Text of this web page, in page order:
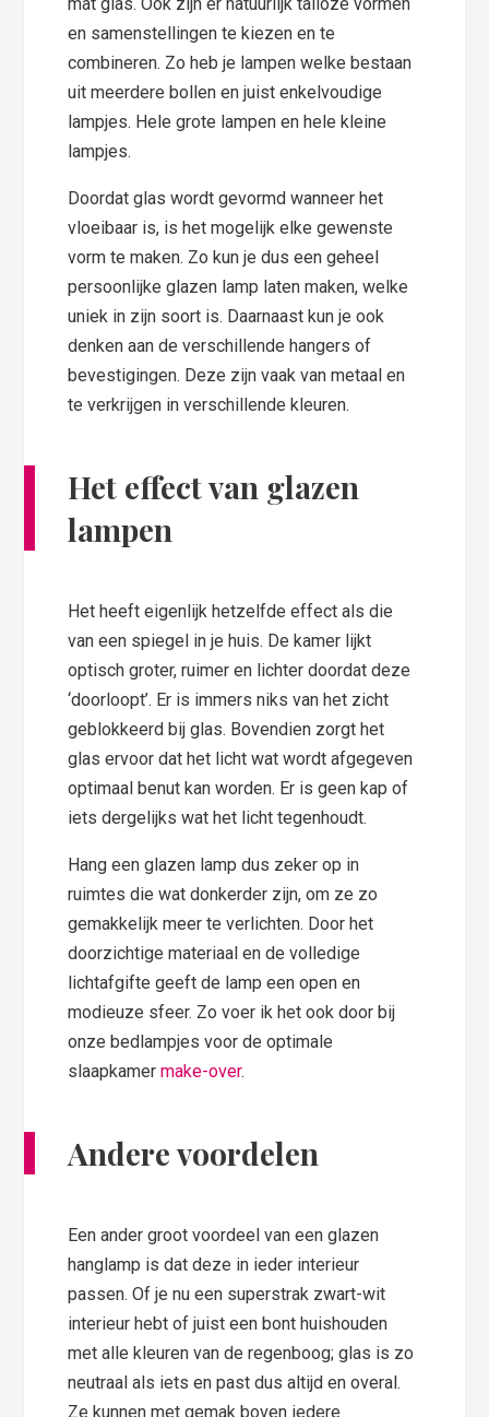
en samenstellingen te kiezen en te
combineren. Zo heb je lampen welke bestaan
uit meerdere bollen en juist enkelvoudige
lampjes. Hele grote lampen en hele kleine
lampjes.
Doordat glas wordt gevormd wanneer het
vloeibaar is, is het mogelijk elke gewenste
vorm te maken. Zo kun je dus een geheel
persoonlijke glazen lamp laten maken, welke
uniek in zijn soort is. Daarnaast kun je ook
denken aan de verschillende hangers of
bevestigingen. Deze zijn vaak van metaal en
te verkrijgen in verschillende kleuren.
Het effect van glazen
lampen
Het heeft eigenlijk hetzelfde effect als die
van een spiegel in je huis. De kamer lijkt
optisch groter, ruimer en lichter doordat deze
‘doorloopt’. Er is immers niks van het zicht
geblokkeerd bij glas. Bovendien zorgt het
glas ervoor dat het licht wat wordt afgegeven
optimaal benut kan worden. Er is geen kap of
iets dergelijks wat het licht tegenhoudt.
Hang een glazen lamp dus zeker op in
ruimtes die wat donkerder zijn, om ze zo
gemakkelijk meer te verlichten. Door het
doorzichtige materiaal en de volledige
lichtafgifte geeft de lamp een open en
modieuze sfeer. Zo voer ik het ook door bij
onze bedlampjes voor de optimale
slaapkamermake-over.
Andere voordelen
Een ander groot voordeel van een glazen
hanglamp is dat deze in ieder interieur
passen. Of je nu een superstrak zwart-wit
interieur hebt of juist een bont huishouden
met alle kleuren van de regenboog; glas is zo
neutraal als iets en past dus altijd en overal.
Ze kunnen met gemak boven iedere